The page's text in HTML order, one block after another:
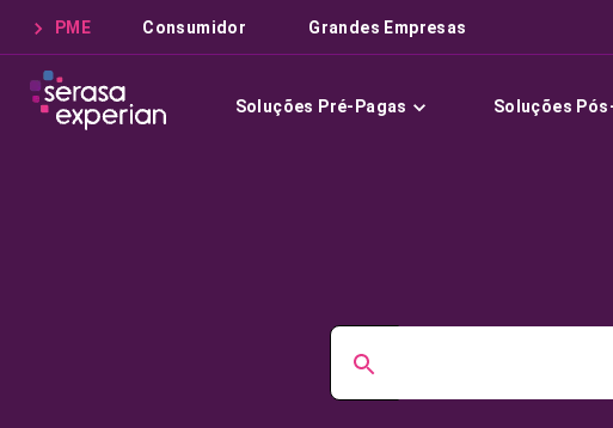
PME Consumidor Grandes Empresas
Soluções Pré-Pagas Soluções